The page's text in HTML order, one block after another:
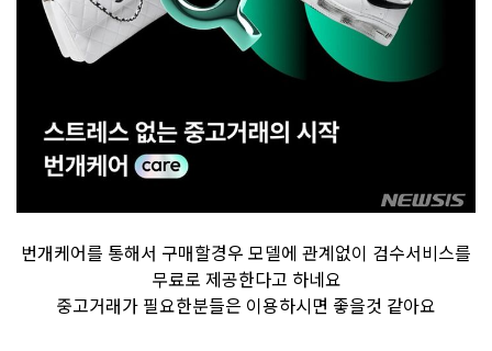
번개케어를 통해서 구매할경우 모델에 관계없이 검수서비스를
무료로 제공한다고 하네요
중고거래가 필요한분들은 이용하시면 좋을것 같아요